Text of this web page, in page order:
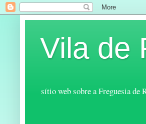
Vila de
sítio web sobre a Freguesia de